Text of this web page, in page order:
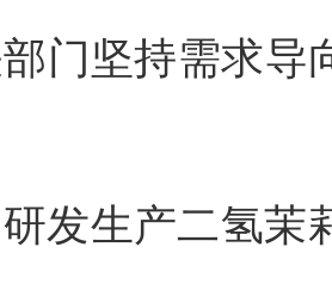
门坚持需求导
发生产二氢茉